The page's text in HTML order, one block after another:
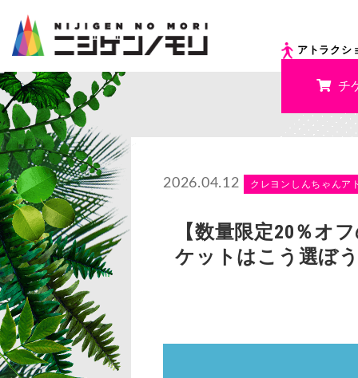
アトラクシ
チ
2026.04.12 クレヨンしんちゃんア
【数量限定20％オ
ケットはこう選ぼ